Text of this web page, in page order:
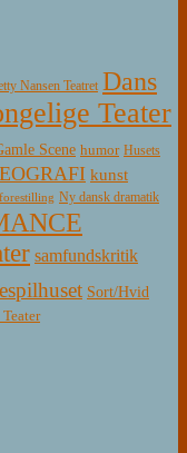
Nansen Teatret Dans
Teater
Scene humor Husets
kunst
Ny dansk dramatik
samfundskritik
Sort/Hvid